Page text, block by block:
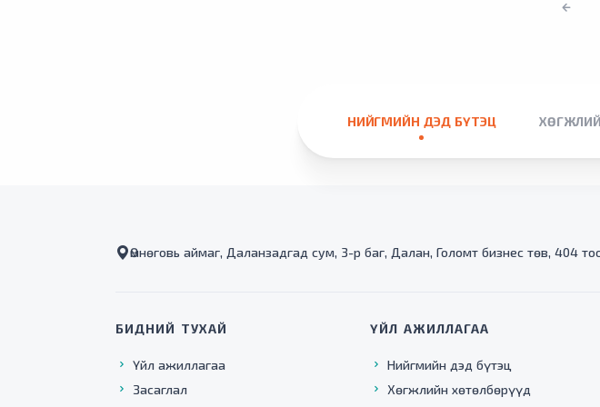
НИЙГМИЙН ДЭД БҮТЭЦ
Өмнөговь аймаг, Даланзадгад сум, 3-р баг, Далан, Голомт бизнес төв, 404
БИДНИЙ ТУХАЙ
Үйл ажиллагаа
Засаглал
ҮЙЛ АЖИЛЛАГАА
Нийгмийн дэд бүтэц
Хөгжлийн хөтөлбөрүүд